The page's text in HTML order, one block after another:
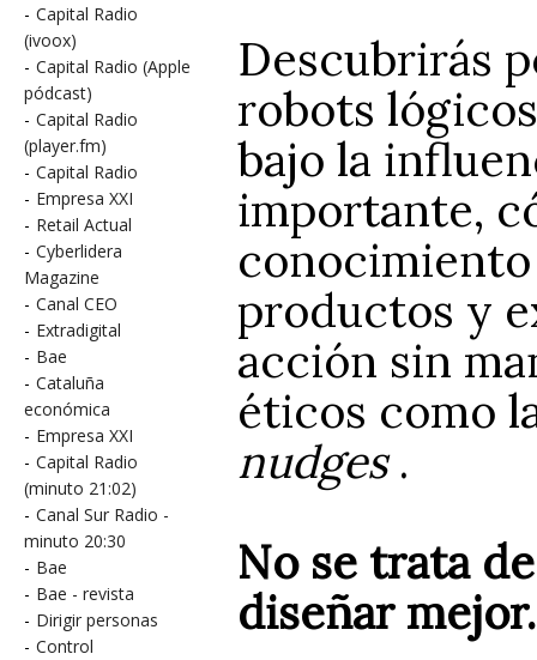
- Capital Radio
(ivoox)
- Capital Radio (Apple
pódcast)
- Capital Radio
(player.fm)
- Capital Radio
- Empresa XXI
- Retail Actual
- Cyberlidera
Magazine
- Canal CEO
- Extradigital
- Bae
- Cataluña
económica
- Empresa XXI
- Capital Radio
(minuto 21:02)
- Canal Sur Radio -
minuto 20:30
- Bae
- Bae - revista
- Dirigir personas
- Control
Descubrirás
robots
bajo la
importante,
productos y
acción sin
éticos como
nudges.
No se trata
diseñar mejor.